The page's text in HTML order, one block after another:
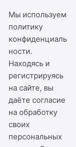
Мы используем
политику
конфиденциаль
ности.
Находясь и
регистрируясь
на сайте, вы
даёте согласие
на обработку
своих
персональных